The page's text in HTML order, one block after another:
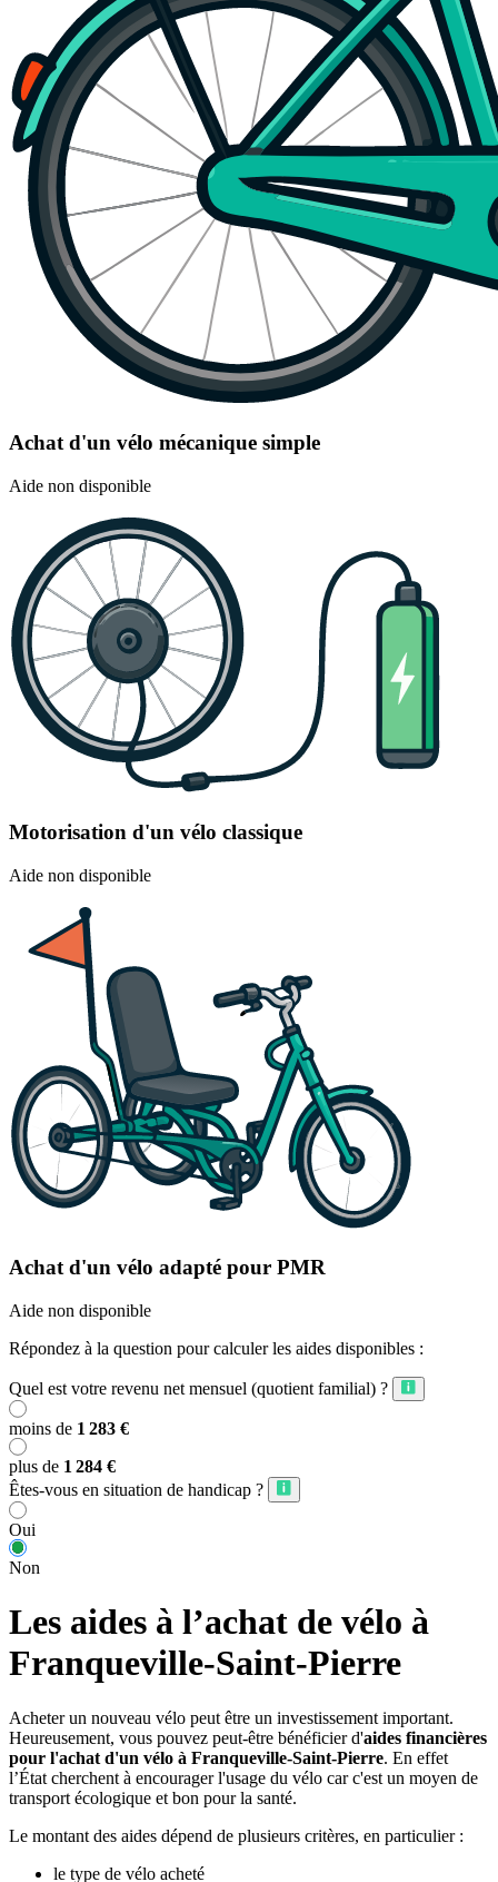
Achat d'un vélo mécanique simple
Aide non disponible
Motorisation d'un vélo classique
Aide non disponible
Achat d'un vélo adapté pour PMR
Aide non disponible
Répondez à la question pour calculer les aides disponibles :
Quel est votre revenu net mensuel (quotient familial) ?
moins de 1 283 €
plus de 1 284 €
Êtes-vous en situation de handicap ?
Oui
Non
Les aides à l’achat de vélo à
Franqueville-Saint-Pierre
Acheter un nouveau vélo peut être un investissement important.
Heureusement, vous pouvez peut-être bénéficier d'aides financières
pour l'achat d'un vélo à Franqueville-Saint-Pierre. En effet
l’État cherchent à encourager l'usage du vélo car c'est un moyen de
transport écologique et bon pour la santé.
Le montant des aides dépend de plusieurs critères, en particulier :
le type de vélo acheté